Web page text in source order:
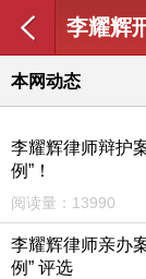
李耀辉
本网动态
李耀辉律师辩护
例”！
阅读量：13990
李耀辉律师亲办
例” 评选